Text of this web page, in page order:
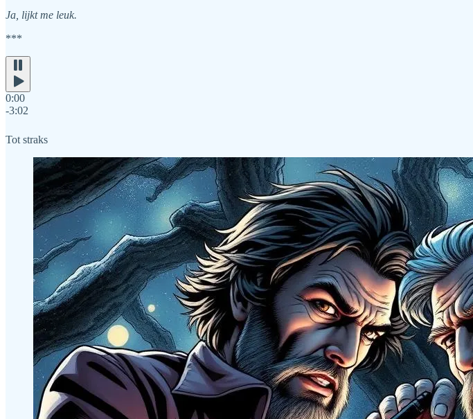
Ja, lijkt me leuk.
***
0:00
-3:02
Tot straks